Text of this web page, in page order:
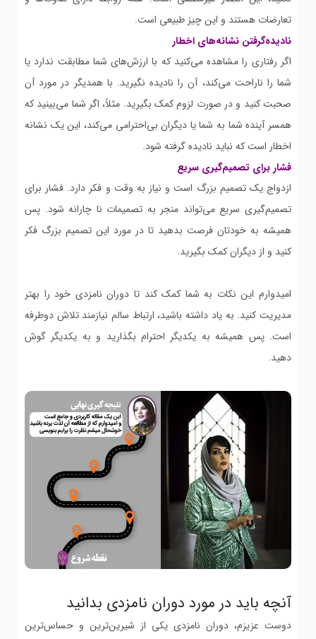
تعارضات هستند و این چیز طبیعی است.
نادیده‌گرفتن نشانه‌های اخطار
اگر رفتاری را مشاهده می‌کنید که با ارزش‌های شما مطابقت ندارد یا
شما را ناراحت می‌کند، آن را نادیده نگیرید. با همدیگر در مورد آن
صحبت کنید و در صورت لزوم کمک بگیرید. مثلاً، اگر شما می‌بینید که
همسر آینده شما به شما یا دیگران بی‌احترامی می‌کند، این یک نشانه
اخطار است که نباید نادیده گرفته شود.
فشار برای تصمیم‌گیری سریع
ازدواج یک تصمیم بزرگ است و نیاز به وقت و فکر دارد. فشار برای
تصمیم‌گیری سریع می‌تواند منجر به تصمیمات نا چارانه شود. پس
همیشه به خودتان فرصت بدهید تا در مورد این تصمیم بزرگ فکر
کنید و از دیگران کمک بگیرید.
امیدوارم این نکات به شما کمک کند تا دوران نامزدی خود را بهتر
مدیریت کنید. به یاد داشته باشید، ارتباط سالم نیازمند تلاش دوطرفه
است. پس همیشه به یکدیگر احترام بگذارید و به یکدیگر گوش
دهید.
آنچه باید در مورد دوران نامزدی بدانید
دوست عزیزم، دوران نامزدی یکی از شیرین‌ترین و حساس‌ترین